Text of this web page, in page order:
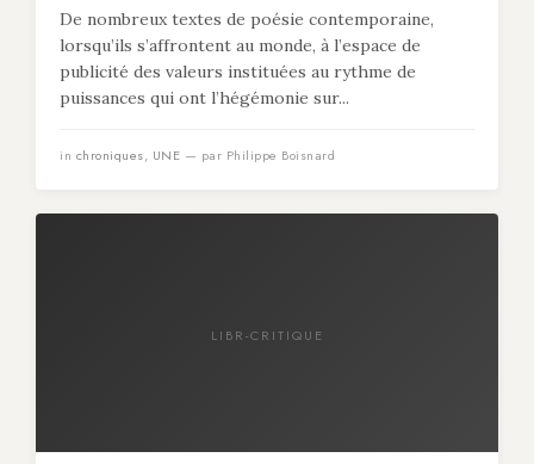
De nombreux textes de poésie contemporaine,
lorsqu’ils s’affrontent au monde, à l’espace de
publicité des valeurs instituées au rythme de
puissances qui ont l’hégémonie sur...
in chroniques, UNE — par Philippe Boisnard
LIBR-CRITIQUE